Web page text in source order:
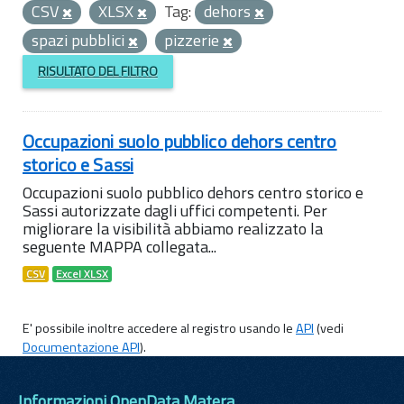
CSV
XLSX Tag: dehors
spazi pubblici
pizzerie
RISULTATO DEL FILTRO
Occupazioni suolo pubblico dehors centro
storico e Sassi
Occupazioni suolo pubblico dehors centro storico e
Sassi autorizzate dagli uffici competenti. Per
migliorare la visibilità abbiamo realizzato la
seguente MAPPA collegata...
CSV Excel XLSX
E' possibile inoltre accedere al registro usando leAPI(vedi
Documentazione API).